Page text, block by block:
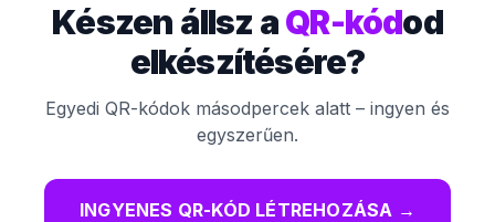
Készen állsz aQR-kódod
elkészítésére?
Egyedi QR-kódok másodpercek alatt – ingyen és
egyszerűen.
INGYENES QR-KÓD LÉTREHOZÁSA →